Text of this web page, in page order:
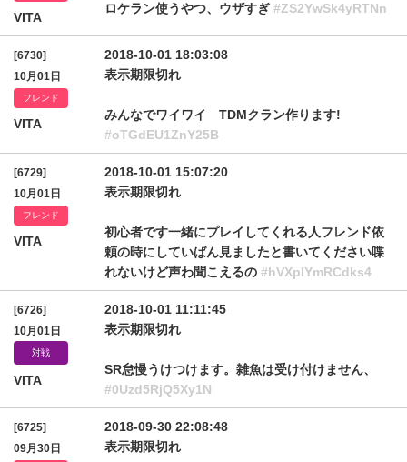
VITA
ロケラン使うやつ、ウザすぎ #ZS2YwSk4yRTNn
[6730]
10月01日
フレンド
VITA
2018-10-01 18:03:08
表示期限切れ
みんなでワイワイ TDMクラン作ります!
#oTGdEU1ZnY25B
[6729]
10月01日
フレンド
VITA
2018-10-01 15:07:20
表示期限切れ
初心者です一緒にプレイしてくれる人フレンド依
頼の時にしていばん見ましたと書いてください喋
れないけど声わ聞こえるの #hVXpIYmRCdks4
[6726]
10月01日
対戦
VITA
2018-10-01 11:11:45
表示期限切れ
SR怠慢うけつけます。雑魚は受け付けません、
#0Uzd5RjQ5Xy1N
[6725]
09月30日
2018-09-30 22:08:48
表示期限切れ